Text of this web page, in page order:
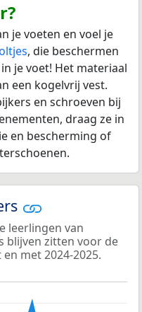
je voeten en voel je
, die beschermen
je voet! Het materiaal
een kogelvrij vest.
en schroeven bij
draag ze in
en bescherming of
leerlingen van
blijven zitten voor de
met 2024-2025.